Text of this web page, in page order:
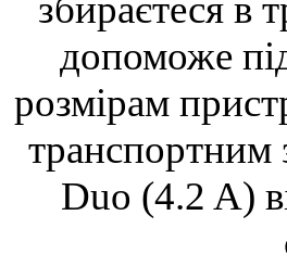
допоможе
розмірам
транспортним
Duo (4.2 A)